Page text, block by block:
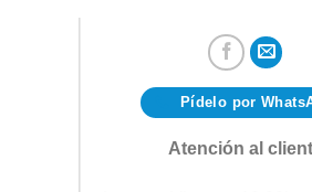
Pídelo por
Atención al